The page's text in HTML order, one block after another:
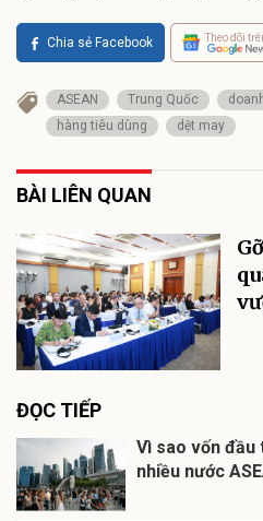
Chia sẻ Facebook Theo dõi
ASEAN Trung Quốc
hàng tiêu dùng
dệt may
BÀI LIÊN QUAN
ĐỌC TIẾP
Vì sao vốn
nhiều nước